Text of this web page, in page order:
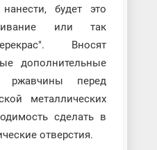
будет это
или так
Вносят
дополнительные
ржавчины перед
металлических
сделать в
отверстия.